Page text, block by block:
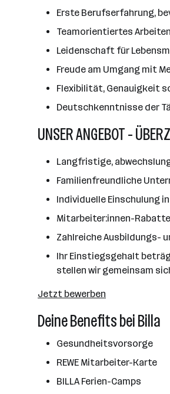
Erste Berufserfahrung,
Teamorientiertes Arbeiten
Leidenschaft für
Freude am Umgang mit
Flexibilität, Genauigkeit
Deutschkenntnisse der
UNSER ANGEBOT -
Langfristige,
Familienfreundliche
Individuelle Einschulung
Mitarbeiter:innen-
Zahlreiche Ausbildungs-
Ihr Einstiegsgehalt
stellen wir gemeinsam
Jetzt bewerben
Deine Benefits bei Billa
Gesundheitsvorsorge
REWE Mitarbeiter-Karte
BILLA Ferien-Camps